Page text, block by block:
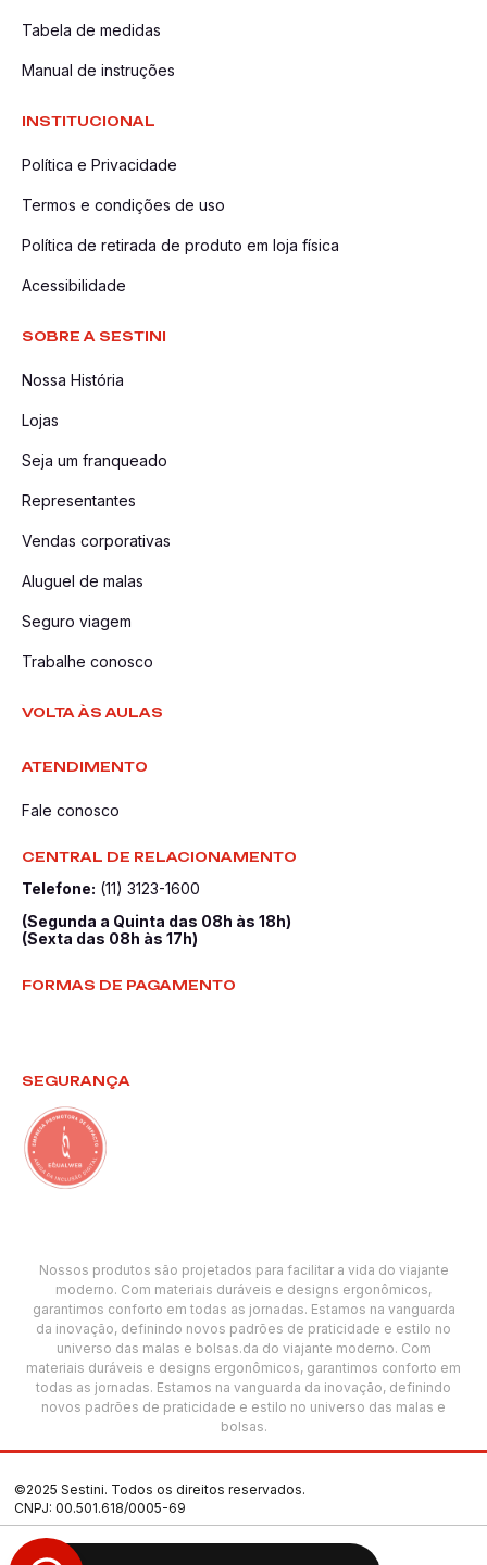
Tabela de medidas
Manual de instruções
INSTITUCIONAL
Política e Privacidade
Termos e condições de uso
Política de retirada de produto em loja física
Acessibilidade
SOBRE A SESTINI
Nossa História
Lojas
Seja um franqueado
Representantes
Vendas corporativas
Aluguel de malas
Seguro viagem
Trabalhe conosco
VOLTA ÀS AULAS
ATENDIMENTO
Fale conosco
CENTRAL DE RELACIONAMENTO
Telefone: (11) 3123-1600
(Segunda a Quinta das 08h às 18h)
(Sexta das 08h às 17h)
FORMAS DE PAGAMENTO
SEGURANÇA
Nossos produtos são projetados para facilitar a vida do viajante
moderno. Com materiais duráveis e designs ergonômicos,
garantimos conforto em todas as jornadas. Estamos na vanguarda
da inovação, definindo novos padrões de praticidade e estilo no
universo das malas e bolsas.da do viajante moderno. Com
materiais duráveis e designs ergonômicos, garantimos conforto em
todas as jornadas. Estamos na vanguarda da inovação, definindo
novos padrões de praticidade e estilo no universo das malas e
bolsas.
©2025 Sestini. Todos os direitos reservados.
CNPJ: 00.501.618/0005-69
Termos de Uso